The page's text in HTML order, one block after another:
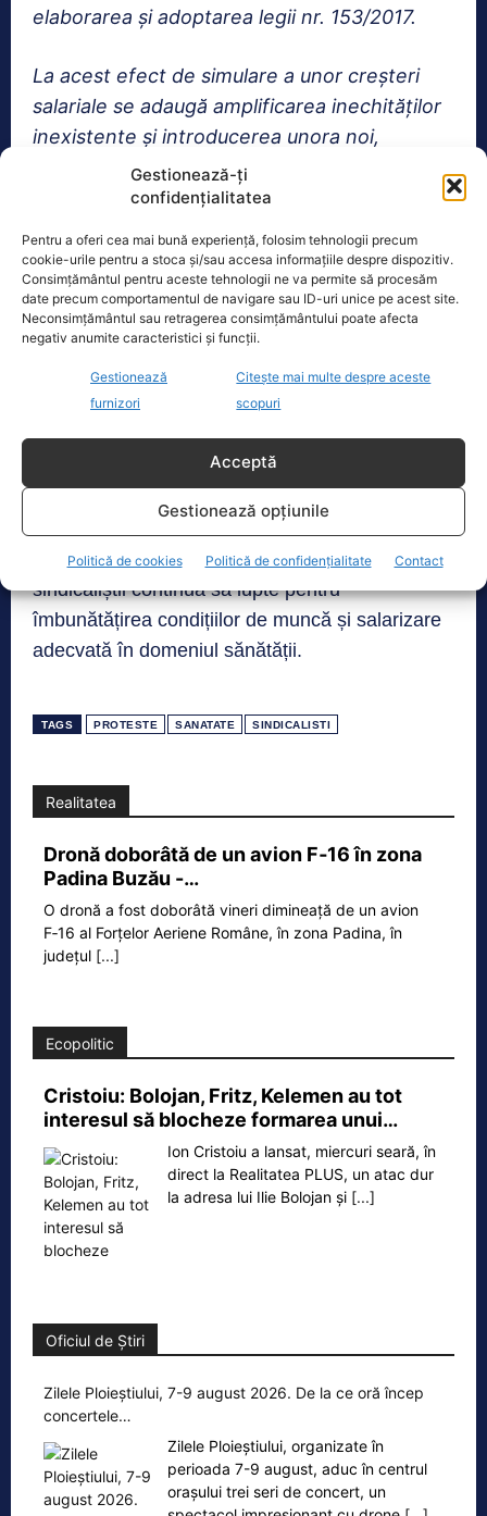
Gestionează-ți
confidențialitatea
Pentru a oferi cea mai bună experiență, folosim tehnologii precum
cookie-urile pentru a stoca și/sau accesa informațiile despre dispozitiv.
Consimțământul pentru aceste tehnologii ne va permite să procesăm
date precum comportamentul de navigare sau ID-uri unice pe acest site.
Neconsimțământul sau retragerea consimțământului poate afecta
negativ anumite caracteristici și funcții.
Gestionează
furnizori
Citește mai multe despre aceste
scopuri
Acceptă
Gestionează opțiunile
Politică de cookies Politică de confidențialitate Contact
elaborarea și adoptarea legii nr. 153/2017.
La acest efect de simulare a unor creșteri
salariale se adaugă amplificarea inechităților
inexistente și introducerea unora noi,
intervenția agravând de fapt problemele
salariale din sistemul public de sănătate.
Nu știm dacă acest rezultat este cauzat de
rea voință, de nepricepere ori de amândouă.
Știm doar că pentru marea majoritate a
angajaților din Sănătate care ar trebui să
beneficieze de drepturile amintite în actul
normativ efectul va fi nul, acolo unde nu vom
asista chiar la reducerea veniturilor salariale”,
a transmis Sindicatul într-un comunicat de
Revendicările federației rămân neschimbate, iar
sindicaliștii continuă să lupte pentru
îmbunătățirea condițiilor de muncă și salarizare
adecvată în domeniul sănătății.
TAGS PROTESTE SANATATE SINDICALISTI
Realitatea
Dronă doborâtă de un avion F‑16 în zona
Padina Buzău -…
O dronă a fost doborâtă vineri dimineață de un avion
F‑16 al Forțelor Aeriene Române, în zona Padina, în
județul [...]
Ecopolitic
Cristoiu: Bolojan, Fritz, Kelemen au tot
interesul să blocheze formarea unui…
Ion Cristoiu a lansat, miercuri seară, în
direct la Realitatea PLUS, un atac dur
la adresa lui Ilie Bolojan și [...]
Oficiul de Știri
Zilele Ploieștiului, 7-9 august 2026. De la ce oră încep
concertele…
Zilele Ploieștiului, organizate în
perioada 7-9 august, aduc în centrul
orașului trei seri de concert, un